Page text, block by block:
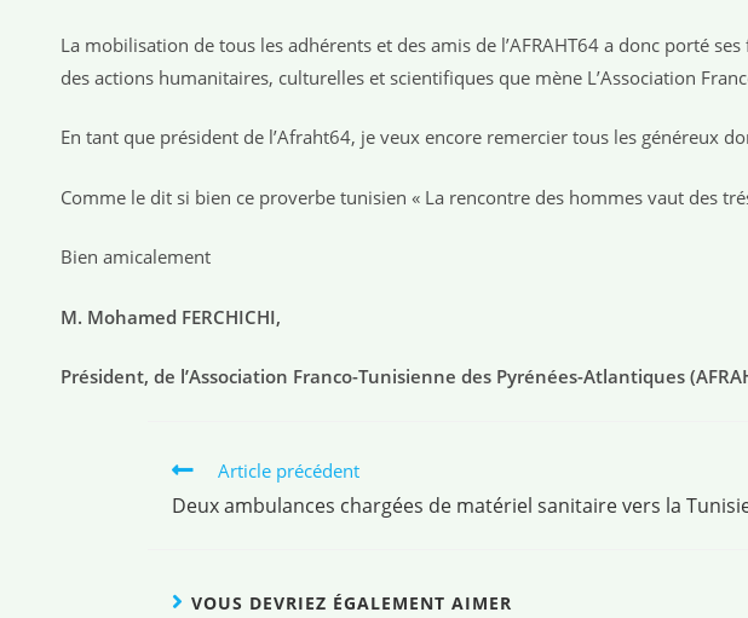
La mobilisation de tous les adhérents et des amis de l’AFRAHT64 a donc porté
des actions humanitaires, culturelles et scientifiques que mène L’Association
En tant que président de l’Afraht64, je veux encore remercier tous les généreux
Comme le dit si bien ce proverbe tunisien « La rencontre des hommes vaut des
Bien amicalement
M. Mohamed FERCHICHI,
Président, de l’Association Franco-Tunisienne des Pyrénées-Atlantiques
Article précédent
Deux ambulances chargées de matériel sanitaire vers la
VOUS DEVRIEZ ÉGALEMENT AIMER